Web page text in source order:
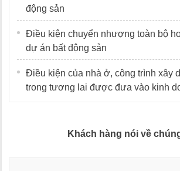
động sản
Điều kiện chuyển nhượng toàn bộ
dự án bất động sản
Điều kiện của nhà ở, công trình xây
trong tương lai được đưa vào kinh
Khách hàng nói về